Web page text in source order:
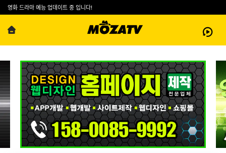
영화 드라마 예능 업데이트 중 입니다!